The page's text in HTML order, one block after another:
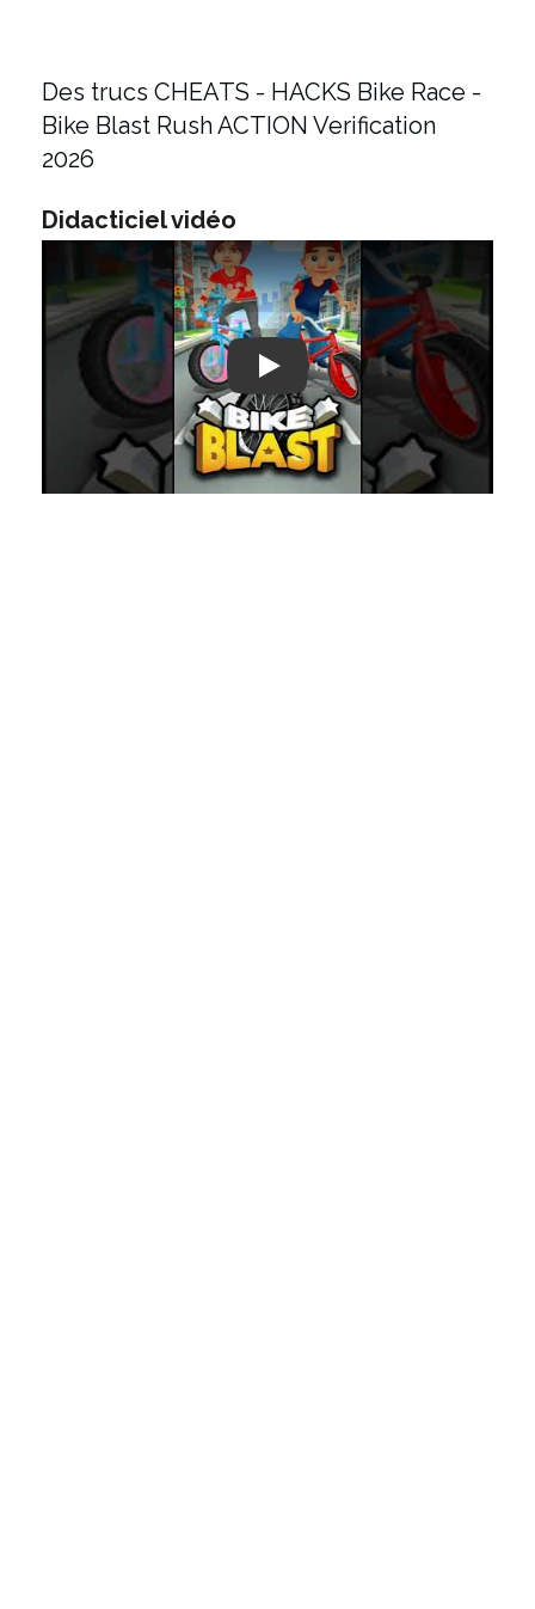
Des trucs CHEATS - HACKS Bike Race -
Bike Blast Rush ACTION Verification
2026
Didacticiel vidéo
Play: Keynote (Google I/O '18)